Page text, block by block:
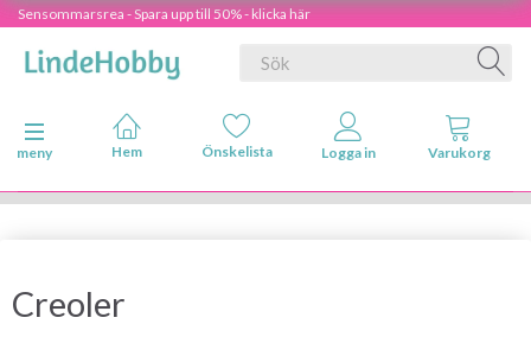
Sensommarsrea - Spara upp till 50% - klicka här
Ändra navigering
meny
Creoler